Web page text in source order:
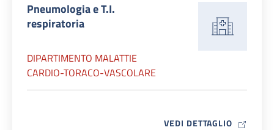
Pneumologia e T.I.
respiratoria
DIPARTIMENTO MALATTIE
CARDIO-TORACO-VASCOLARE
VEDI DETTAGLIO MAP ICON